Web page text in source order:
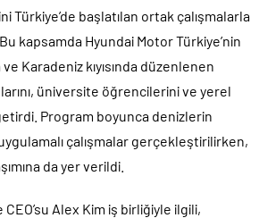
Türkiye’de başlatılan ortak çalışmalarla
kapsamda Hyundai Motor Türkiye’nin
Karadeniz kıyısında düzenlenen
üniversite öğrencilerini ve yerel
getirdi. Program boyunca denizlerin
çalışmalar gerçekleştirilirken,
da yer verildi.
Alex Kim iş birliğiyle ilgili,